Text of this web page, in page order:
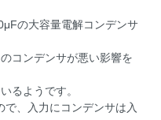
の大容量電解コンデンサ
コンデンサが悪い影響を
るようです。
、入力にコンデンサは入